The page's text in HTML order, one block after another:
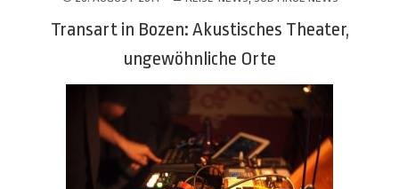
Transart in Bozen: Akustisches Theater,
ungewöhnliche Orte